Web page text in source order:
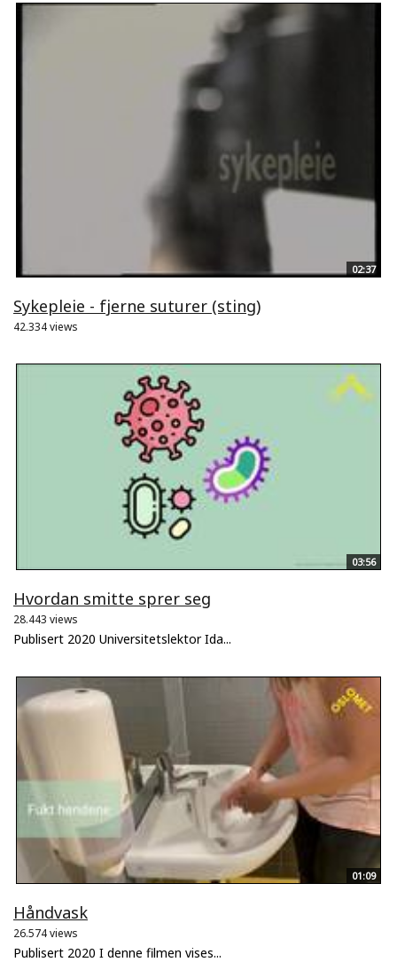
02:37
Sykepleie - fjerne suturer (sting)
42.334 views
03:56
Hvordan smitte sprer seg
28.443 views
Publisert 2020 Universitetslektor Ida...
01:09
Håndvask
26.574 views
Publisert 2020 I denne filmen vises...